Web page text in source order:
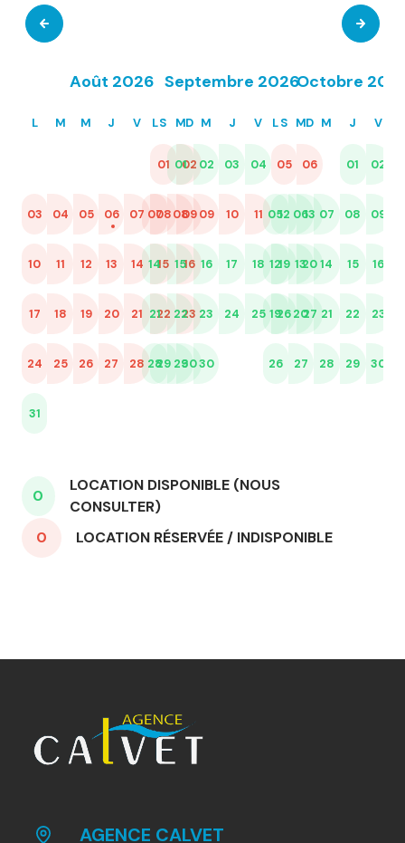
Août 2026
L M M J V S D
01 02
03 04 05 06 07 08 09
10 11 12 13 14 15 16
17 18 19 20 21 22 23
24 25 26 27 28 29 30
31
Septembre 2026
L M M J V S D
01 02 03 04 05 06
07 08 09 10 11 12 13
14 15 16 17 18 19 20
21 22 23 24 25 26 27
28 29 30
Octobre
L M M J V
01 02
05 06 07 08 09
12 13 14 15 16
19 20 21 22 23
26 27 28 29 30
0
LOCATION DISPONIBLE (NOUS
CONSULTER)
0
LOCATION RÉSERVÉE / INDISPONIBLE
AGENCE CALVET